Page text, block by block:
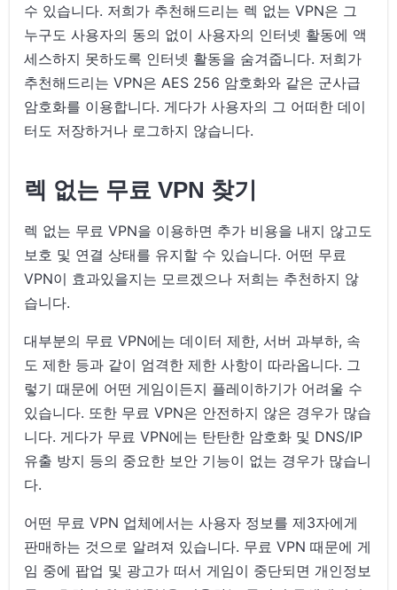
수 있습니다. 저희가 추천해드리는 렉 없는 VPN은 그
누구도 사용자의 동의 없이 사용자의 인터넷 활동에 액
세스하지 못하도록 인터넷 활동을 숨겨줍니다. 저희가
추천해드리는 VPN은 AES 256 암호화와 같은 군사급
암호화를 이용합니다. 게다가 사용자의 그 어떠한 데이
터도 저장하거나 로그하지 않습니다.
렉 없는 무료 VPN 찾기
렉 없는 무료 VPN을 이용하면 추가 비용을 내지 않고도
보호 및 연결 상태를 유지할 수 있습니다. 어떤 무료
VPN이 효과있을지는 모르겠으나 저희는 추천하지 않
습니다.
대부분의 무료 VPN에는 데이터 제한, 서버 과부하, 속
도 제한 등과 같이 엄격한 제한 사항이 따라옵니다. 그
렇기 때문에 어떤 게임이든지 플레이하기가 어려울 수
있습니다. 또한 무료 VPN은 안전하지 않은 경우가 많습
니다. 게다가 무료 VPN에는 탄탄한 암호화 및 DNS/IP
유출 방지 등의 중요한 보안 기능이 없는 경우가 많습니
다.
어떤 무료 VPN 업체에서는 사용자 정보를 제3자에게
판매하는 것으로 알려져 있습니다. 무료 VPN 때문에 게
임 중에 팝업 및 광고가 떠서 게임이 중단되면 개인정보